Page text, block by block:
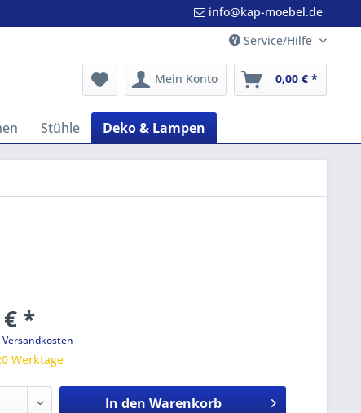
info@kap-moebel.de
Service/Hilfe
Mein Konto 0,00 € *
Stühle Deko & Lampen
€ *
Versandkosten
Werktage
In den Warenkorb